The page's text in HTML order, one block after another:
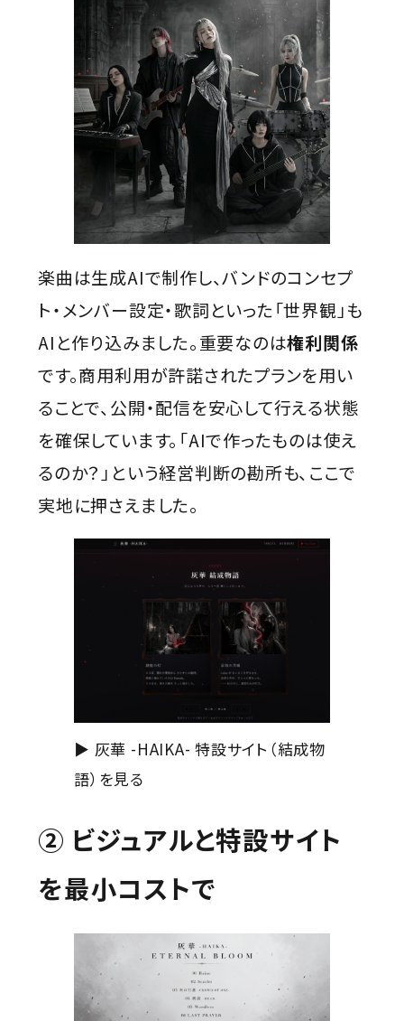
楽曲は生成AIで制作し、バンドのコンセプ
ト・メンバー設定・歌詞といった「世界観」も
AIと作り込みました。重要なのは権利関係
です。商用利用が許諾されたプランを用い
ることで、公開・配信を安心して行える状態
を確保しています。「AIで作ったものは使え
るのか？」という経営判断の勘所も、ここで
実地に押さえました。
▶ 灰華 -HAIKA- 特設サイト（結成物
語）を見る
② ビジュアルと特設サイト
を最小コストで